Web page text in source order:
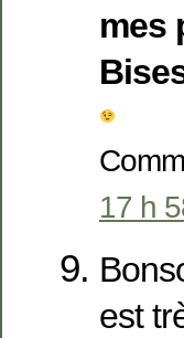
mes
17 h
est